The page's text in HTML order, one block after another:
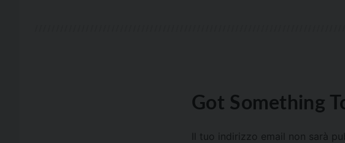
Got Something
Il tuo indirizzo email non sarà